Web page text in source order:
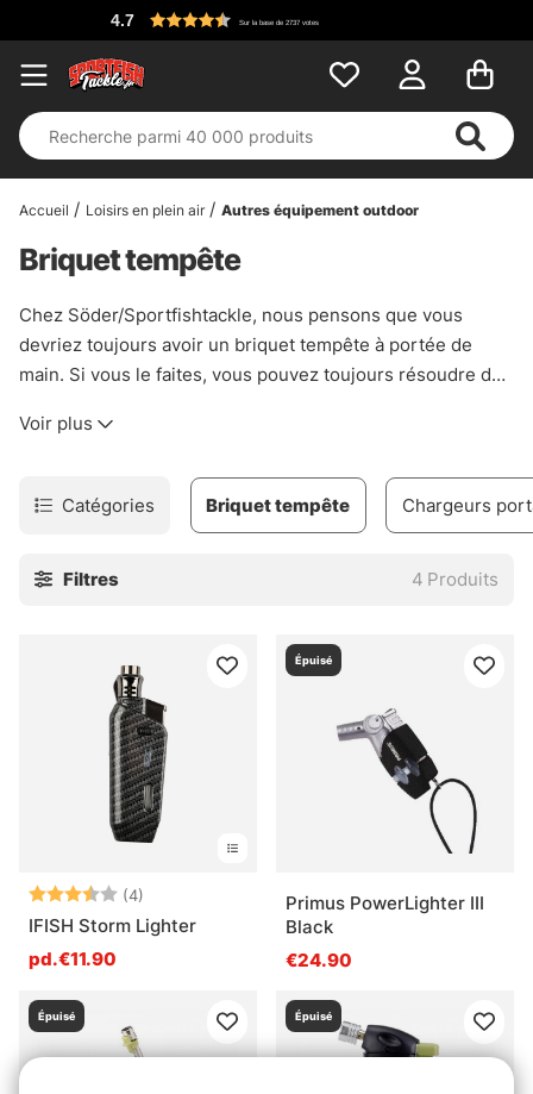
4.7 Sur la base de 2737 votes
Accueil Loisirs en plein air Autres équipement outdoor
Briquet tempête
Chez Söder/Sportfishtackle, nous pensons que vous
devriez toujours avoir un briquet tempête à portée de
main. Si vous le faites, vous pouvez toujours résoudre des
des appâts en caoutchouc, vous pouvez fabriquer des
de pouvoir allumer le gril en plus !
Voir plus
Catégories Chargeurs
Briquet tempête
Filtres 4 Produits
Note: (4)
IFISH Storm Lighter
pd.€11.90
Épuisé
Primus PowerLighter III
Black
€24.90
Épuisé Épuisé